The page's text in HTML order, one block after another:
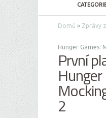
Domů » Zprávy
Hunger Games:
První
2